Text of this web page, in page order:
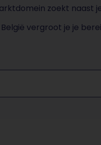
zoekt naast
vergroot je je